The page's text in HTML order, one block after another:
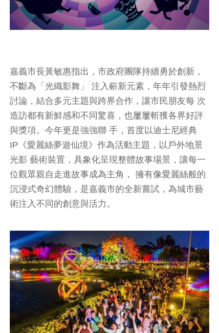
嘉義市長黃敏惠指出，市政府團隊持續勇於創新，
不斷為「光織影舞」 注入嶄新元素，年年引發熱烈
討論，結合多元主題與跨界合作，讓市民朋友每 次
造訪都有新鮮感和不同驚喜，也屢屢斬獲各界好評
與獎項。今年更是強強聯 手，首度以迪士尼經典
IP《愛麗絲夢遊仙境》作為活動主題，以戶外地景
光影 藝術裝置，具象化呈現整體故事場景，讓每一
位觀眾親自走進故事成為主角， 擁有像愛麗絲般的
沉浸式奇幻體驗，是嘉義市的全新嘗試，為城市藝
術注入不同的創意與活力。